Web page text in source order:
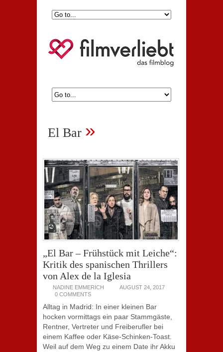
El Bar »
„El Bar – Frühstück mit Leiche“:
Kritik des spanischen Thrillers
von Alex de la Iglesia
NADINE EMMERICH
AUGUST 24, 2017
0 COMMENTS
Alltag in Madrid: In einer kleinen Bar
hocken vormittags ein paar Stammgäste,
Rentner, Vertreter und Freiberufler bei
einem Kaffee oder Käse-Schinken-Toast.
Weil auf dem Weg zu einem Date ihr Akku